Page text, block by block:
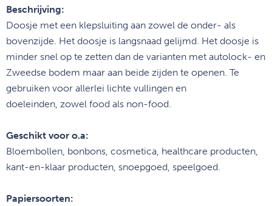
Beschrijving:
Doosje met een klepsluiting aan zowel de onder- als
bovenzijde. Het doosje is langsnaad gelijmd. Het doosje is
minder snel op te zetten dan de varianten met autolock- en
Zweedse bodem maar aan beide zijden te openen. Te
gebruiken voor allerlei lichte vullingen en
doeleinden, zowel food als non-food.
Geschikt voor o.a:
Bloembollen, bonbons, cosmetica, healthcare producten,
kant-en-klaar producten, snoepgoed, speelgoed.
Papiersoorten: